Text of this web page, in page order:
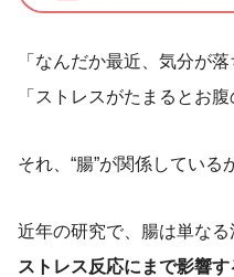
「なんだか最近、気分が落
「ストレスがたまるとお
それ、“腸”が関係している
近年の研究で、腸は単な
ストレス反応にまで影響す